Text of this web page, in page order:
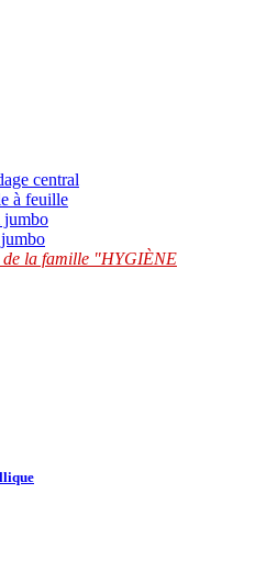
central
à feuille
jumbo
de la famille "HYGIÈNE